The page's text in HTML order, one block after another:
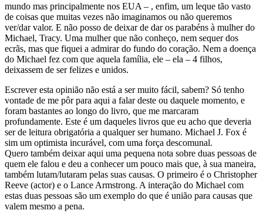
mundo mas principalmente nos EUA – , enfim, um leque tão vasto
de coisas que muitas vezes não imaginamos ou não queremos
ver/dar valor. E não posso de deixar de dar os parabéns à mulher do
Michael, Tracy. Uma mulher que não conheço, nem sequer dos
ecrãs, mas que fiquei a admirar do fundo do coração. Nem a doença
do Michael fez com que aquela família, ele – ela – 4 filhos,
deixassem de ser felizes e unidos.
Escrever esta opinião não está a ser muito fácil, sabem? Só tenho
vontade de me pôr para aqui a falar deste ou daquele momento, e
foram bastantes ao longo do livro, que me marcaram
profundamente. Este é um daqueles livros que eu acho que deveria
ser de leitura obrigatória a qualquer ser humano. Michael J. Fox é
sim um optimista incurável, com uma força descomunal.
Quero também deixar aqui uma pequena nota sobre duas pessoas de
quem ele falou e deu a conhecer um pouco mais que, à sua maneira,
também lutam/lutaram pelas suas causas. O primeiro é o Christopher
Reeve (actor) e o Lance Armstrong. A interação do Michael com
estas duas pessoas são um exemplo do que é união para causas que
valem mesmo a pena.